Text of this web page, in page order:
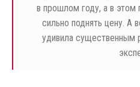
в прошлом году, а в этом
сильно поднять цену. А
удивила существенным